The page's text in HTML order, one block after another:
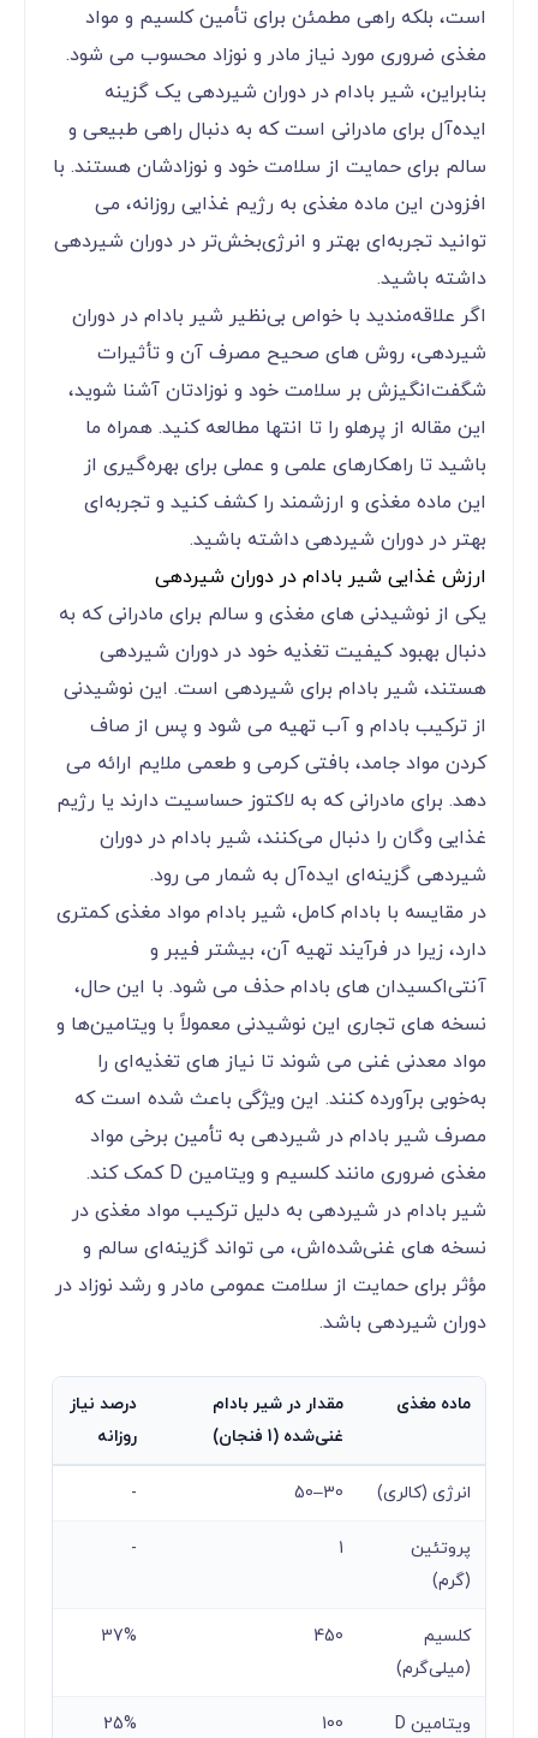
است، بلکه راهی مطمئن برای تأمین کلسیم و مواد
مغذی ضروری مورد نیاز مادر و نوزاد محسوب می‌ شود.
بنابراین، شیر بادام در دوران شیردهی یک گزینه
ایده‌آل برای مادرانی است که به دنبال راهی طبیعی و
سالم برای حمایت از سلامت خود و نوزادشان هستند. با
افزودن این ماده مغذی به رژیم غذایی روزانه، می
‌توانید تجربه‌ای بهتر و انرژی‌بخش‌تر در دوران شیردهی
داشته باشید.
اگر علاقه‌مندید با خواص بی‌نظیر شیر بادام در دوران
شیردهی، روش ‌های صحیح مصرف آن و تأثیرات
شگفت‌انگیزش بر سلامت خود و نوزادتان آشنا شوید،
این مقاله از پرهلو را تا انتها مطالعه کنید. همراه ما
باشید تا راهکارهای علمی و عملی برای بهره‌گیری از
این ماده مغذی و ارزشمند را کشف کنید و تجربه‌ای
بهتر در دوران شیردهی داشته باشید.
ارزش غذایی شیر بادام در دوران شیردهی
یکی از نوشیدنی‌ های مغذی و سالم برای مادرانی که به
دنبال بهبود کیفیت تغذیه خود در دوران شیردهی
هستند، شیر بادام برای شیردهی است. این نوشیدنی
از ترکیب بادام و آب تهیه می‌ شود و پس از صاف
کردن مواد جامد، بافتی کرمی و طعمی ملایم ارائه می
‌دهد. برای مادرانی که به لاکتوز حساسیت دارند یا رژیم
غذایی وگان را دنبال می‌کنند، شیر بادام در دوران
شیردهی گزینه‌ای ایده‌آل به شمار می ‌رود.
در مقایسه با بادام کامل، شیر بادام مواد مغذی کمتری
دارد، زیرا در فرآیند تهیه آن، بیشتر فیبر و
آنتی‌اکسیدان‌ های بادام حذف می ‌شود. با این حال،
نسخه‌ های تجاری این نوشیدنی معمولاً با ویتامین‌ها و
مواد معدنی غنی می ‌شوند تا نیاز های تغذیه‌ای را
به‌خوبی برآورده کنند. این ویژگی باعث شده است که
مصرف شیر بادام در شیردهی به تأمین برخی مواد
مغذی ضروری مانند کلسیم و ویتامین D کمک کند.
شیر بادام در شیردهی به دلیل ترکیب مواد مغذی در
نسخه ‌های غنی‌شده‌اش، می ‌تواند گزینه‌ای سالم و
مؤثر برای حمایت از سلامت عمومی مادر و رشد نوزاد در
دوران شیردهی باشد.
ماده مغذی
مقدار در شیر بادام
غنی‌شده (1 فنجان)
درصد نیاز
روزانه
انرژی (کالری) 30–50
-
پروتئین
(گرم)
1
-
کلسیم
(میلی‌گرم)
450
37%
ویتامین D
100
25%